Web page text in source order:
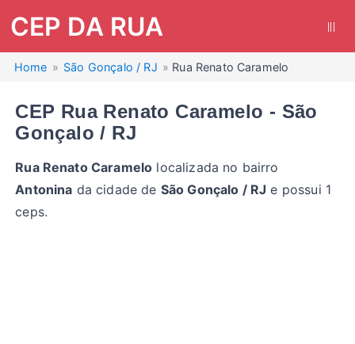
CEP DA RUA
Home São Gonçalo / RJ Rua Renato Caramelo
CEP Rua Renato Caramelo - São
Gonçalo / RJ
Rua Renato Caramelo localizada no bairro
Antonina da cidade de São Gonçalo / RJ e possui 1
ceps.